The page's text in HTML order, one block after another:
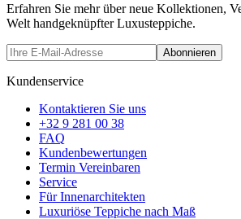
Erfahren Sie mehr über neue Kollektionen,
Welt handgeknüpfter Luxusteppiche.
Abonnieren
Kundenservice
Kontaktieren Sie uns
+32 9 281 00 38
FAQ
Kundenbewertungen
Termin Vereinbaren
Service
Für Innenarchitekten
Luxuriöse Teppiche nach Maß